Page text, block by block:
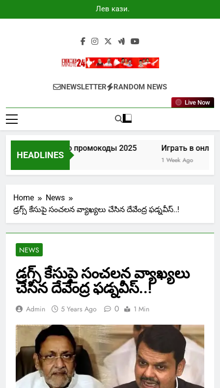
to
Лев казино
промокоды
Newsminute24
Get All Updated Telugu News
NEWSLETTER RANDOM NEWS
Live Now
HEADLINES
Лев казино промокоды 2025
6 Days Ago
Играть в
1 Week Ago
Home
News
డ్రగ్స్ కేసుపై సంచలన వ్యాఖ్యలు చేసిన దేవేంద్ర ఫడ్నవీస్..!
NEWS
డ్రగ్స్ కేసుపై సంచలన వ్యాఖ్యలు
చేసిన దేవేంద్ర ఫడ్నవీస్..!
Admin 5 Years Ago 0 1 Min